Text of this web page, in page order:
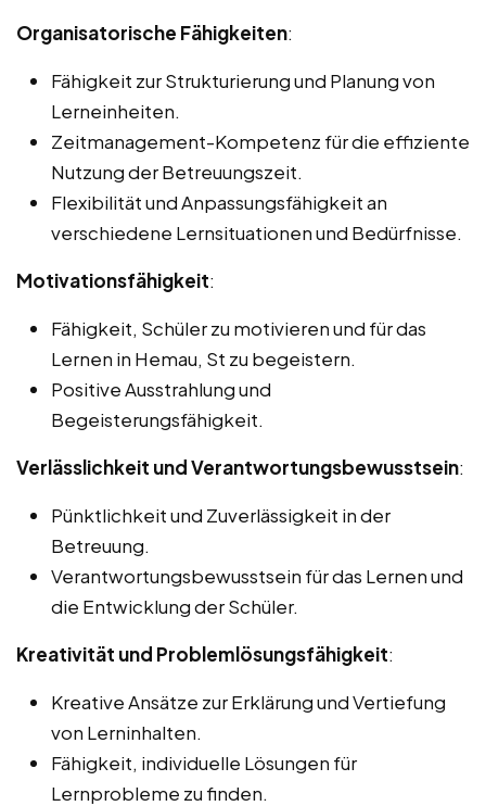
Organisatorische Fähigkeiten:
Fähigkeit zur Strukturierung und Planung von
Lerneinheiten.
Zeitmanagement-Kompetenz für die effiziente
Nutzung der Betreuungszeit.
Flexibilität und Anpassungsfähigkeit an
verschiedene Lernsituationen und Bedürfnisse.
Motivationsfähigkeit:
Fähigkeit, Schüler zu motivieren und für das
Lernen in Hemau, St zu begeistern.
Positive Ausstrahlung und
Begeisterungsfähigkeit.
Verlässlichkeit und Verantwortungsbewusstsein:
Pünktlichkeit und Zuverlässigkeit in der
Betreuung.
Verantwortungsbewusstsein für das Lernen und
die Entwicklung der Schüler.
Kreativität und Problemlösungsfähigkeit:
Kreative Ansätze zur Erklärung und Vertiefung
von Lerninhalten.
Fähigkeit, individuelle Lösungen für
Lernprobleme zu finden.